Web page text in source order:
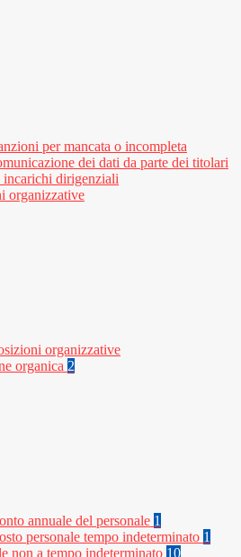
per mancata o incompleta
dei dati da parte dei titolari
incarichi dirigenziali
organizzative
organizzative
organica 2
annuale del personale 1
personale tempo indeterminato 1
non a tempo indeterminato 10